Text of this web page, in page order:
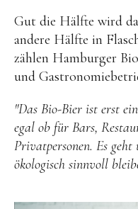
Gut die Hälfte wird
andere Hälfte in
zählen Hamburger
und
"Das Bio-Bier ist erst
egal ob für Bars,
Privatpersonen. Es
ökologisch sinnvoll